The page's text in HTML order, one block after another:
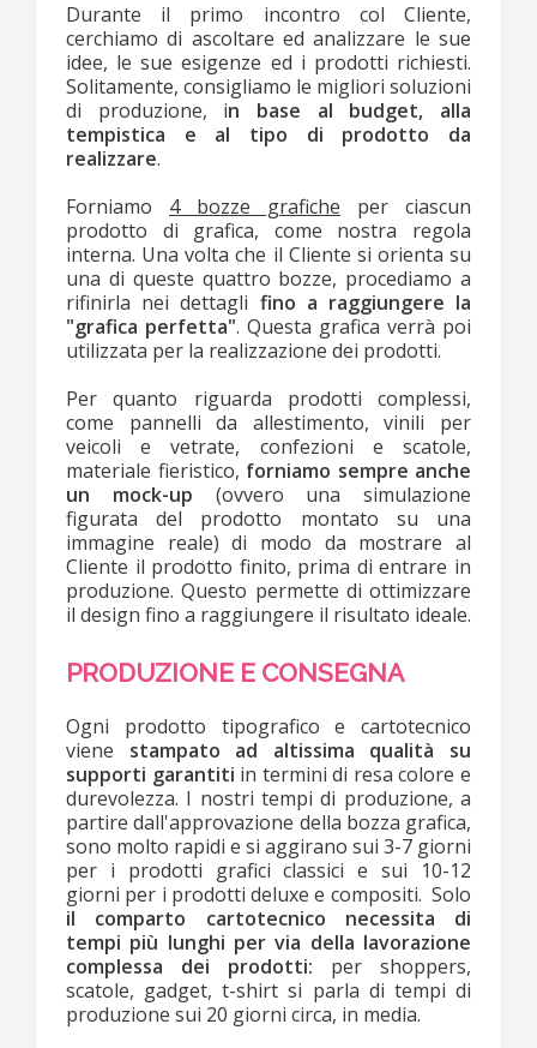
Durante il primo incontro col Cliente,
cerchiamo di ascoltare ed analizzare le sue
idee, le sue esigenze ed i prodotti richiesti.
Solitamente, consigliamo le migliori soluzioni
di produzione, in base al budget, alla
tempistica e al tipo di prodotto da
realizzare.
Forniamo 4 bozze grafiche per ciascun
prodotto di grafica, come nostra regola
interna. Una volta che il Cliente si orienta su
una di queste quattro bozze, procediamo a
rifinirla nei dettagli fino a raggiungere la
"grafica perfetta". Questa grafica verrà poi
utilizzata per la realizzazione dei prodotti.
Per quanto riguarda prodotti complessi,
come pannelli da allestimento, vinili per
veicoli e vetrate, confezioni e scatole,
materiale fieristico, forniamo sempre anche
un mock-up (ovvero una simulazione
figurata del prodotto montato su una
immagine reale) di modo da mostrare al
Cliente il prodotto finito, prima di entrare in
produzione. Questo permette di ottimizzare
il design fino a raggiungere il risultato ideale.
PRODUZIONE E CONSEGNA
Ogni prodotto tipografico e cartotecnico
viene stampato ad altissima qualità su
supporti garantiti in termini di resa colore e
durevolezza. I nostri tempi di produzione, a
partire dall'approvazione della bozza grafica,
sono molto rapidi e si aggirano sui 3-7 giorni
per i prodotti grafici classici e sui 10-12
giorni per i prodotti deluxe e compositi. Solo
il comparto cartotecnico necessita di
tempi più lunghi per via della lavorazione
complessa dei prodotti: per shoppers,
scatole, gadget, t-shirt si parla di tempi di
produzione sui 20 giorni circa, in media.